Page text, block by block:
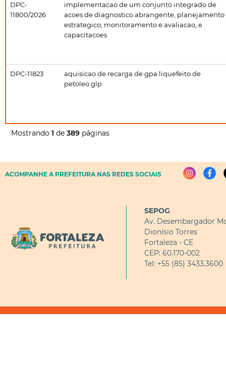
DPC-
11800/2026
implementacao de um conjunto integrado de
acoes de diagnostico abrangente, planejamento
estrategico, monitoramento e avaliacao, e
capacitacoes
DPC-11823
aquisicao de recarga de gpa liquefeito de
petoleo glp
Mostrando 1 de 389 páginas
ACOMPANHE A PREFEITURA NAS REDES SOCIAIS
SEPOG
Av. Desembargador
Dionísio Torres
Fortaleza - CE
CEP: 60.170-002
Tel: +55 (85) 3433.3600